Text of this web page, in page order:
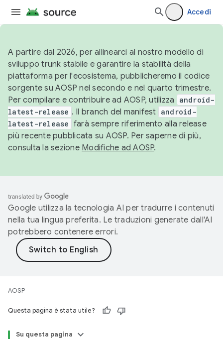
Accedi
A partire dal 2026, per allinearci al nostro modello di
sviluppo trunk stabile e garantire la stabilità della
piattaforma per l'ecosistema, pubblicheremo il codice
sorgente su AOSP nel secondo e nel quarto trimestre.
Per compilare e contribuire ad AOSP, utilizza
android-
latest-release . Il branch del manifest android-
latest-release farà sempre riferimento alla release
più recente pubblicata su AOSP. Per saperne di più,
consulta la sezione Modifiche ad AOSP.
Google utilizza la tecnologia AI per tradurre i contenuti
nella tua lingua preferita. Le traduzioni generate dall'AI
potrebbero contenere errori.
AOSP
Questa pagina è stata utile?
Su questa pagina